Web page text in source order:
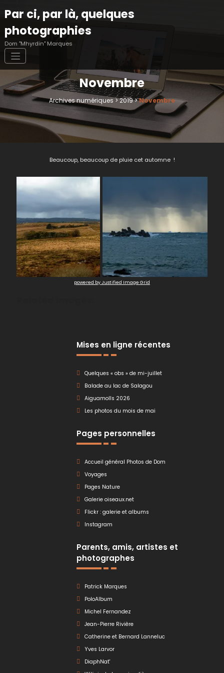
auPar ci, par là, quelques
photographies
Dom "Mhyrdin" Marques
Novembre
Archives numériques>2019>Novembre
Beaucoup, beaucoup de pluie cet automne !
powered by Justified Image Grid
Mises en ligne récentes
Quelques « obs » de mi-juillet
Balade au lac de Salagou
Aiguamolls 2026
Les photos du mois de mai
Pages personnelles
Accueil général Photos de Dom
Voyages
Pages Nature
Galerie oiseaux.net
Flickr : galerie et albums
Instagram
Parents, amis, artistes et
photographes
Patrick Marques
PoloAlbum
Michel Fernandez
Jean-Pierre Rivière
Catherine et Bernard Lanneluc
Yves Larvor
DiaphNat'